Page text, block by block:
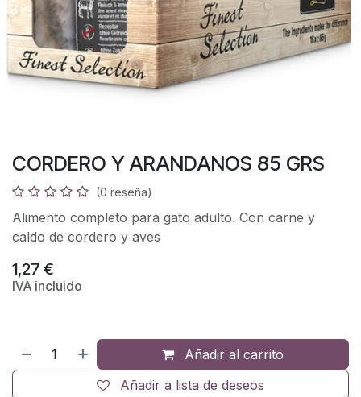
CORDERO Y ARANDANOS 85 GRS
(0 reseña)
Alimento completo para gato adulto. Con carne y
caldo de cordero y aves
1,27 €
IVA incluido
Añadir al carrito
Añadir a lista de deseos